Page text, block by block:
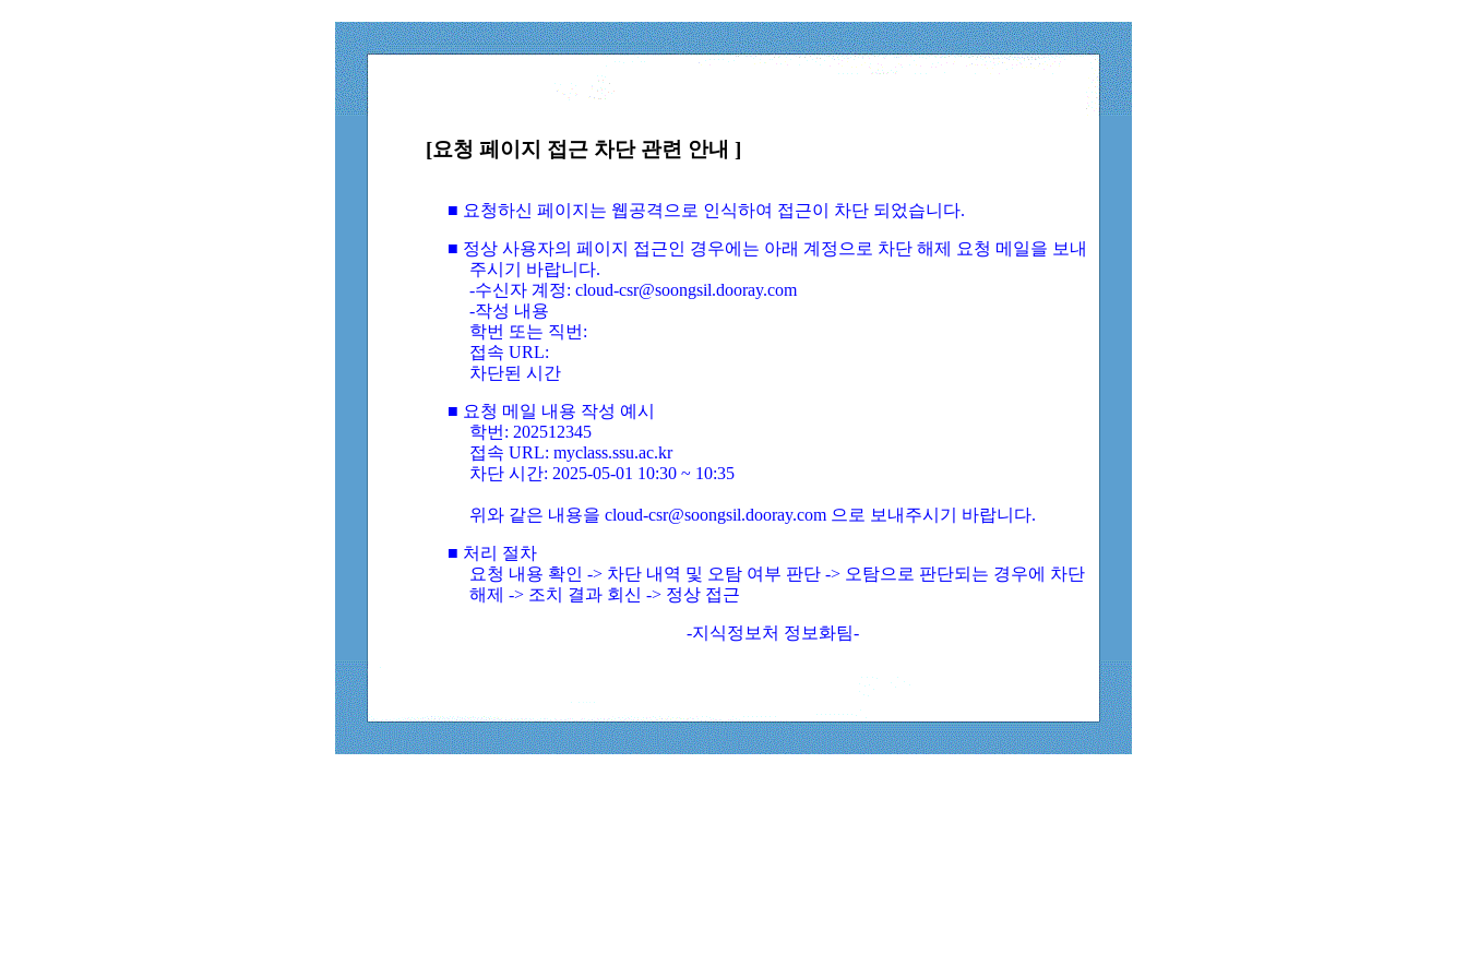
[요청 페이지 접근 차단 관련 안내 ]
■ 요청하신 페이지는 웹공격으로 인식하여 접근이 차단 되었습니다.
■ 정상 사용자의 페이지 접근인 경우에는 아래 계정으로 차단 해제 요청 메일을 보내
주시기 바랍니다.
-수신자 계정: cloud-csr@soongsil.dooray.com
-작성 내용
학번 또는 직번:
접속 URL:
차단된 시간
■ 요청 메일 내용 작성 예시
학번: 202512345
접속 URL: myclass.ssu.ac.kr
차단 시간: 2025-05-01 10:30 ~ 10:35
위와 같은 내용을 cloud-csr@soongsil.dooray.com 으로 보내주시기 바랍니다.
■ 처리 절차
요청 내용 확인 -> 차단 내역 및 오탐 여부 판단 -> 오탐으로 판단되는 경우에 차단
해제 -> 조치 결과 회신 -> 정상 접근
-지식정보처 정보화팀-